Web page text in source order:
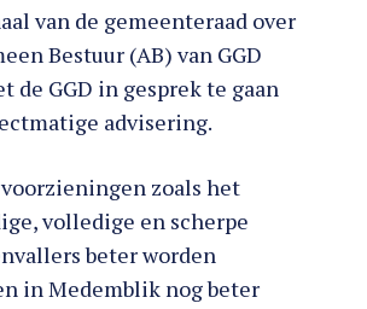
van de gemeenteraad over
Bestuur (AB) van GGD
de GGD in gesprek te gaan
advisering.
zoals het
volledige en scherpe
beter worden
in Medemblik nog beter